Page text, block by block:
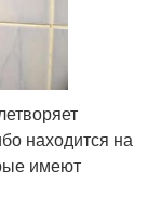
находится на
имеют